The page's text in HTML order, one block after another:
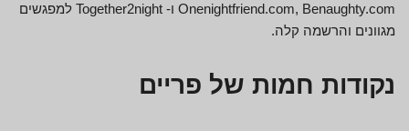
Onenightfriend.com, Benaughty.com ו- Together2night למפגשים
מגוונים והרשמה קלה.
נקודות חמות של פריים